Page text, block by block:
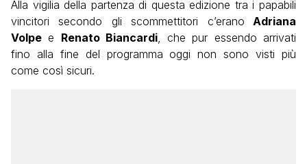
Alla vigilia della partenza di questa edizione tra i papabili
vincitori secondo gli scommettitori c’erano Adriana
Volpe e Renato Biancardi, che pur essendo arrivati
fino alla fine del programma oggi non sono visti più
come così sicuri.